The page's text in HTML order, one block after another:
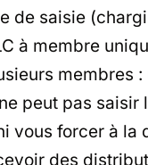
de saisie
à membre
membres
peut pas saisir
vous forcer à
des